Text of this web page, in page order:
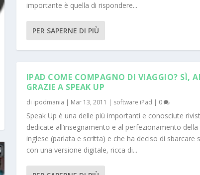
importante è quella di rispondere...
PER SAPERNE DI PIÙ
IPAD COME COMPAGNO DI VIAGGIO? SÌ,
GRAZIE A SPEAK UP
di ipodmania | Mar 13, 2011 | software iPad | 0
Speak Up è una delle più importanti e conosciute
dedicate all’insegnamento e al perfezionamento della
inglese (parlata e scritta) e che ha deciso di sbarcare
con una versione digitale, ricca di...